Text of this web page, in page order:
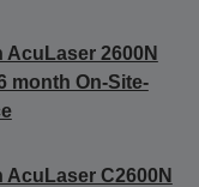
AcuLaser 2600N
month On-Site-
AcuLaser C2600N